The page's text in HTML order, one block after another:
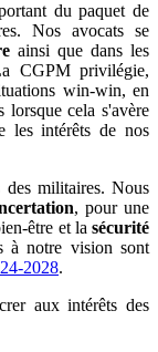
du paquet de
Nos avocats se
ainsi que dans les
CGPM privilégie,
win-win, en
cela s'avère
les intérêts de nos
des militaires. Nous
, pour une
être et la sécurité
à notre vision sont
2028.
aux intérêts des